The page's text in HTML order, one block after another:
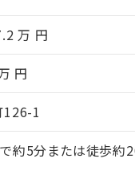
万 円
円
126-1
約5分または徒歩約